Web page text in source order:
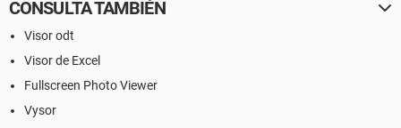
CONSULTA TAMBIÉN
Visor odt
Visor de Excel
Fullscreen Photo Viewer
Vysor